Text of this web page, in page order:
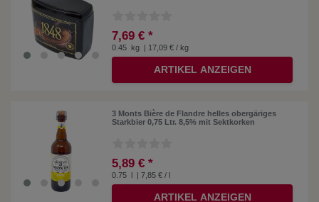
7,69 € *
0.45 kg | 17,09 € / kg
ARTIKEL ANZEIGEN
3 Monts Bière de Flandre helles obergäriges
Starkbier 0,75 Ltr. 8,5% mit Sektkorken
5,89 € *
0.75 | 7,85 € / l
ARTIKEL ANZEIGEN